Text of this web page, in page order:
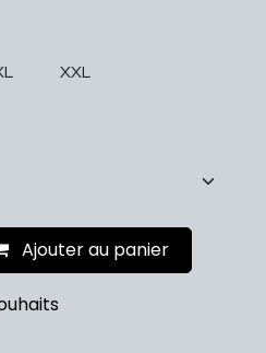
XXL
Ajouter au panier